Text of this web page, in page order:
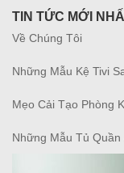
TIN TỨC MỚI
Về Chúng Tôi
Những Mẫu Kệ Tivi
Mẹo Cải Tạo Phòng
Những Mẫu Tủ